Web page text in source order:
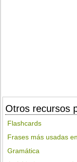
Otros recursos
Flashcards
Frases más usadas
Gramática